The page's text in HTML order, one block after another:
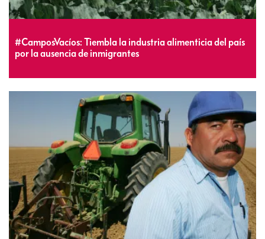
#CamposVacíos: Tiembla la industria alimenticia del país
por la ausencia de inmigrantes